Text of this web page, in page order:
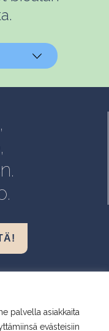
palvella asiakkaita
evästeisiin